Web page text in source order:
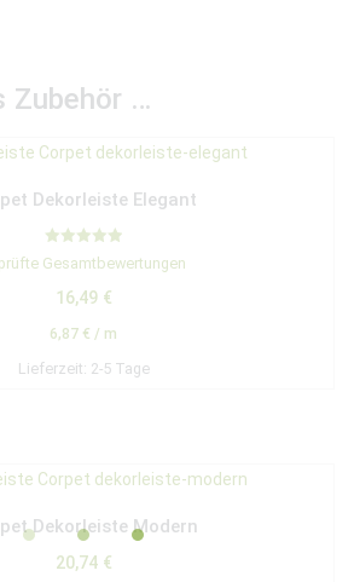
Zubehör …
Dekorleiste Elegant
Bewertet mit
5.00
Gesamtbewertungen
16,49 €
6,87 € / m
Lieferzeit: 2-5 Tage
Dekorleiste Modern
20,74 €